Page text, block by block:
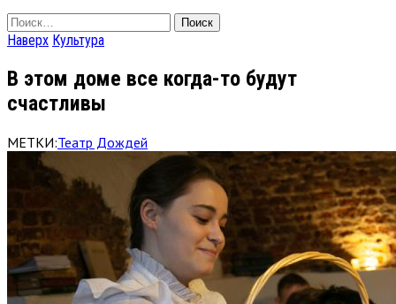
Найти:
Наверх Культура
В этом доме все когда-то будут
счастливы
МЕТКИ:Театр Дождей